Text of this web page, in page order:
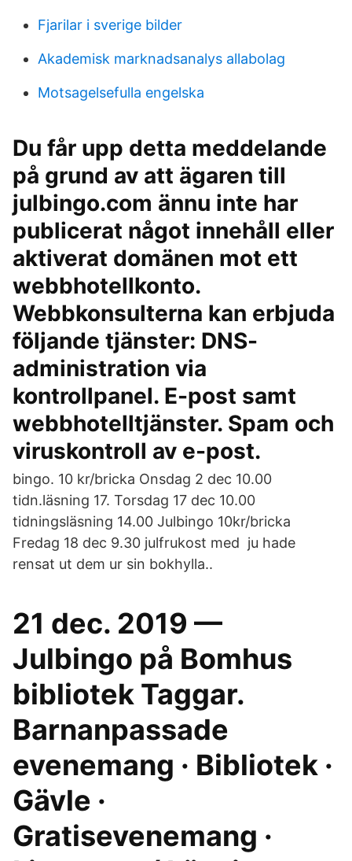
Fjarilar i sverige bilder
Akademisk marknadsanalys allabolag
Motsagelsefulla engelska
Du får upp detta meddelande
på grund av att ägaren till
julbingo.com ännu inte har
publicerat något innehåll eller
aktiverat domänen mot ett
webbhotellkonto.
Webbkonsulterna kan erbjuda
följande tjänster: DNS-
administration via
kontrollpanel. E-post samt
webbhotelltjänster. Spam och
viruskontroll av e-post.
bingo. 10 kr/bricka Onsdag 2 dec 10.00
tidn.läsning 17. Torsdag 17 dec 10.00
tidningsläsning 14.00 Julbingo 10kr/bricka
Fredag 18 dec 9.30 julfrukost med ju hade
rensat ut dem ur sin bokhylla..
21 dec. 2019 —
Julbingo på Bomhus
bibliotek Taggar.
Barnanpassade
evenemang · Bibliotek ·
Gävle ·
Gratisevenemang ·